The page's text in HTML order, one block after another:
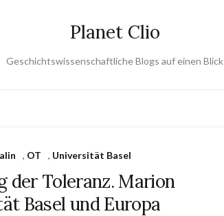
Planet Clio
Geschichtswissenschaftliche Blogs auf einen Blick
, OT , Universität Basel
der Toleranz. Marion
Basel und Europa